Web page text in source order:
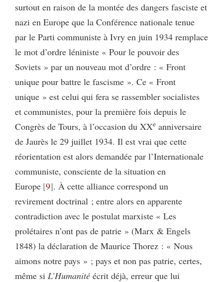
surtout en raison de la montée des dangers fasciste et
nazi en Europe que la Conférence nationale tenue
par le Parti communiste à Ivry en juin 1934 remplace
le mot d’ordre léniniste « Pour le pouvoir des
Soviets » par un nouveau mot d’ordre : « Front
unique pour battre le fascisme ». Ce « Front
unique » est celui qui fera se rassembler socialistes
et communistes, pour la première fois depuis le
Congrès de Tours, à l’occasion du XXe anniversaire
de Jaurès le 29 juillet 1934. Il est vrai que cette
réorientation est alors demandée par l’Internationale
communiste, consciente de la situation en
Europe 9 . À cette alliance correspond un
revirement doctrinal ; entre alors en apparente
contradiction avec le postulat marxiste « Les
prolétaires n’ont pas de patrie » (Marx & Engels
1848) la déclaration de Maurice Thorez : « Nous
aimons notre pays » ; pays et non pas patrie, certes,
même si L’Humanité écrit déjà, erreur que lui